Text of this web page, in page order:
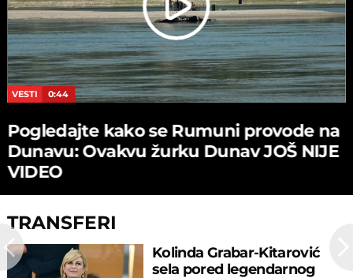
VESTI 0:44
Pogledajte kako se Rumuni provode na
Dunavu: Ovakvu žurku Dunav JOŠ NIJE
VIDEO
TRANSFERI
Kolinda Grabar-Kitarović
sela pored legendarnog